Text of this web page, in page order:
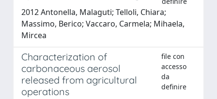
2012 Antonella, Malaguti; Telloli, Chiara;
Massimo, Berico; Vaccaro, Carmela; Mihaela,
Mircea
Characterization of
carbonaceous aerosol
released from agricultural
operations
file con
accesso
da
definire